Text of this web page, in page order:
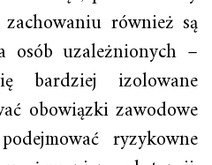
również są
osób uzależnionych –
bardziej izolowane
obowiązki zawodowe
ryzykowne